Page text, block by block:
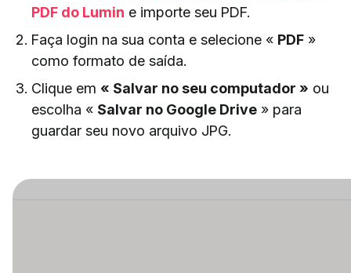
PDF do Lumin e importe seu PDF.
Faça login na sua conta e selecione « PDF »
como formato de saída.
Clique em « Salvar no seu computador » ou
escolha « Salvar no Google Drive » para
guardar seu novo arquivo JPG.